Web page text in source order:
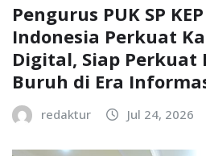
Pengurus PUK SP
Indonesia Perkuat
Digital, Siap Perkuat
Buruh di Era
redaktur Jul 24, 2026